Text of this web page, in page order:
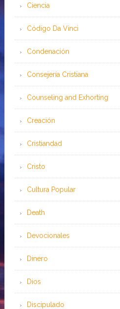
Ciencia
Código Da Vinci
Condenación
Consejería Cristiana
Counseling and Exhorting
Creación
Cristiandad
Cristo
Cultura Popular
Death
Devocionales
Dinero
Dios
Discipulado